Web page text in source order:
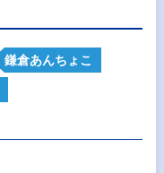
鎌倉あんちょこ